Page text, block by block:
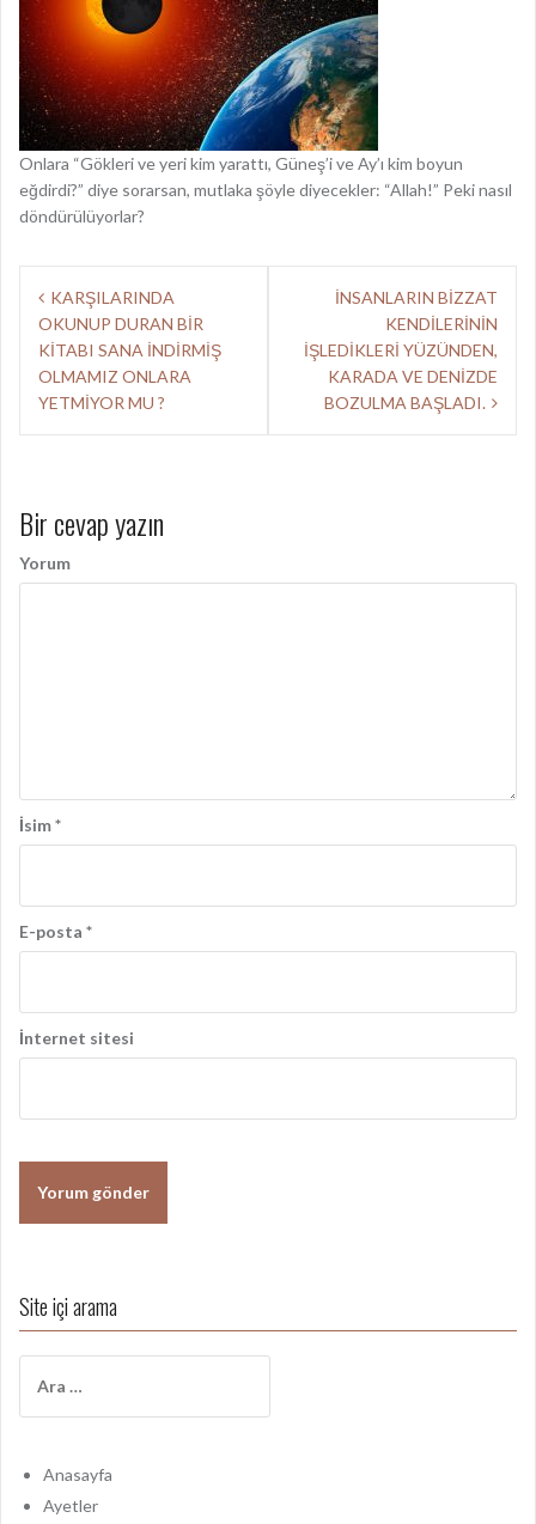
Onlara “Gökleri ve yeri kim yarattı, Güneş’i ve Ay’ı kim boyun
eğdirdi?” diye sorarsan, mutlaka şöyle diyecekler: “Allah!” Peki nasıl
döndürülüyorlar?
o
l
a
KARŞILARINDA
OKUNUP DURAN BİR
KİTABI SANA İNDİRMİŞ
OLMAMIZ ONLARA
YETMİYOR MU ?
İNSANLARIN BİZZAT
KENDİLERİNİN
İŞLEDİKLERİ YÜZÜNDEN,
KARADA VE DENİZDE
BOZULMA BAŞLADI.
Bir cevap yazın
Yorum
İsim*
E-posta *
İnternet sitesi
Site içi arama
a
a
Anasayfa
Ayetler